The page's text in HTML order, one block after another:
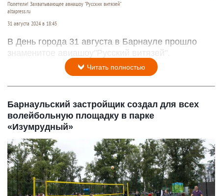
Полетели! Захватывающее авиашоу "Русских витязей"
altapress.ru
31 августа 2024 в 18:45
В День города 31 августа в Барнауле прошло
знаменитое авиашоу"Русский витязей".
Читать полностью
Барнаульский застройщик создал для всех
волейбольную площадку в парке
«Изумрудный»